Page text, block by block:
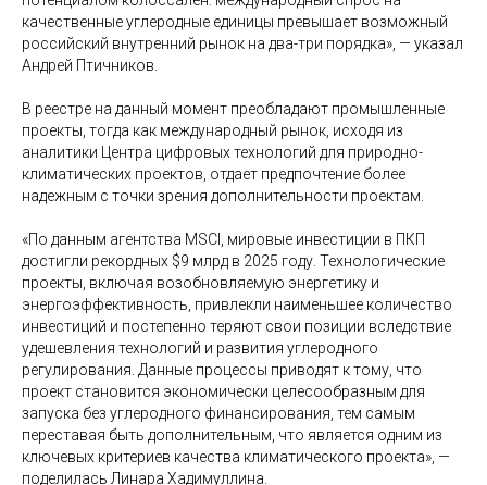
качественные углеродные единицы превышает возможный
российский внутренний рынок на два-три порядка», — указал
Андрей Птичников.
В реестре на данный момент преобладают промышленные
проекты, тогда как международный рынок, исходя из
аналитики Центра цифровых технологий для природно-
климатических проектов, отдает предпочтение более
надежным с точки зрения дополнительности проектам.
«По данным агентства MSCI, мировые инвестиции в ПКП
достигли рекордных $9 млрд в 2025 году. Технологические
проекты, включая возобновляемую энергетику и
энергоэффективность, привлекли наименьшее количество
инвестиций и постепенно теряют свои позиции вследствие
удешевления технологий и развития углеродного
регулирования. Данные процессы приводят к тому, что
проект становится экономически целесообразным для
запуска без углеродного финансирования, тем самым
переставая быть дополнительным, что является одним из
ключевых критериев качества климатического проекта», —
поделилась Линара Хадимуллина.